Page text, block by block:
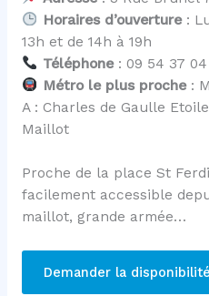
Horaires d’ouverture:
13h et de 14h à 19h
Téléphone: 09 54 37 04
Métro le plus proche:
A : Charles de Gaulle
Maillot
Proche de la place St
facilement accessible
maillot, grande armée…
Demander la disponibilité